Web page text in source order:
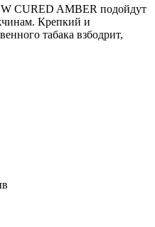
CURED AMBER подойдут
Крепкий и
табака взбодрит,